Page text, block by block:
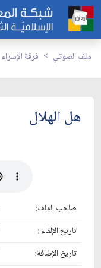
ملف الصوتي فرقة الإسراء
هل الهلال
صاحب الملف:
تاريخ الإلقاء :
تاريخ الإضافة: